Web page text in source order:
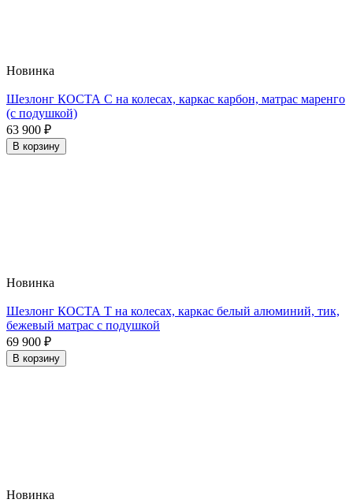
Новинка
Шезлонг КОСТА С на колесах, каркас карбон, матрас маренго
(с подушкой)
63 900 ₽
В корзину
Новинка
Шезлонг КОСТА Т на колесах, каркас белый алюминий, тик,
бежевый матрас с подушкой
69 900 ₽
В корзину
Новинка